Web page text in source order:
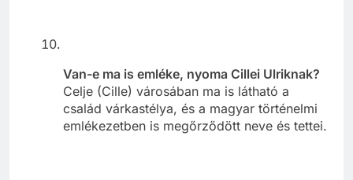
Van-e ma is emléke, nyoma Cillei Ulriknak?
Celje (Cille) városában ma is látható a
család várkastélya, és a magyar történelmi
emlékezetben is megőrződött neve és tettei.